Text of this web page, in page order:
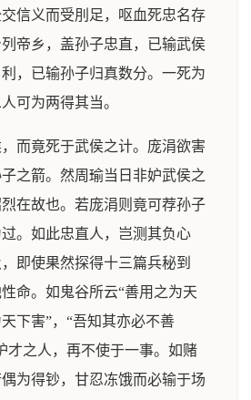
信义而受刖足，呕血死忠名存
帝乡，盖孙子忠直，已输武侯
，已输孙子归真数分。一死为
可为两得其当。
而竟死于武侯之计。庞涓欲害
之箭。然周瑜当日非妒武侯之
在故也。若庞涓则竟可荐孙子
。如此忠直人，岂测其负心
即使果然探得十三篇兵秘到
命。如鬼谷所云“善用之为天
下害”，“吾知其亦必不善
才之人，再不使于一事。如赌
为得钞，甘忍冻饿而必输于场